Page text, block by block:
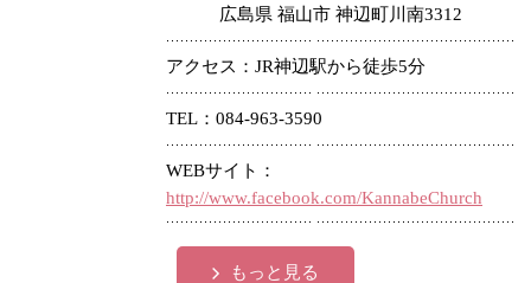
広島県 福山市 神辺町川南3312
アクセス JR神辺駅から徒歩5分
TEL 084-963-3590
WEBサイト
http://www.facebook.com/KannabeChurch
もっと見る